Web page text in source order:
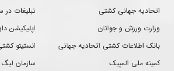
اتحادیه جهانی کشتی
وزارت ورزش و جوانان
بانک اطلاعات کشتی اتحادیه جهانی
کمیته ملی المپیک
تبلیغات در
اپلیکیشن
انستیتو
سازمان لیگ